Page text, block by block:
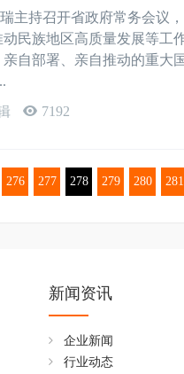
主持召开省政府常务会议
民族地区高质量发展等工
自部署、亲自推动的重大
7192
276 277 278 279 280 281
新闻资讯
企业新闻
行业动态